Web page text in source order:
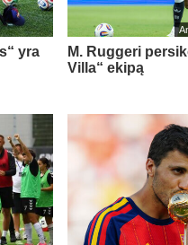
yra
M. Ruggeri
Villa“ ekipą